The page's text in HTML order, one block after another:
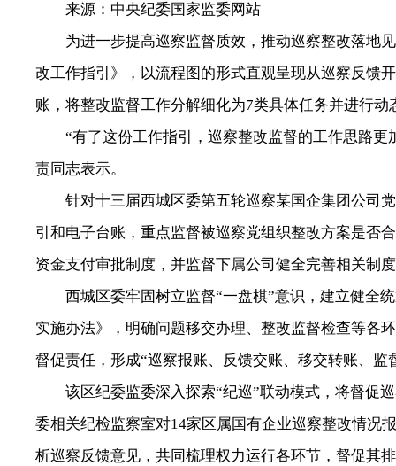
来源：中央纪委国家监委网站
为进一步提高巡察监督质效，推动巡察整改落地见
改工作指引》，以流程图的形式直观呈现从巡察反馈
账，将整改监督工作分解细化为7类具体任务并进行
“有了这份工作指引，巡察整改监督的工作思路更
责同志表示。
针对十三届西城区委第五轮巡察某国企集团公司党
引和电子台账，重点监督被巡察党组织整改方案是否
资金支付审批制度，并监督下属公司健全完善相关制
西城区委牢固树立监督“一盘棋”意识，建立健全统
实施办法》，明确问题移交办理、整改监督检查等各
督促责任，形成“巡察报账、反馈交账、移交转账、
该区纪委监委深入探索“纪巡”联动模式，将督促巡
委相关纪检监察室对14家区属国有企业巡察整改情况
析巡察反馈意见，共同梳理权力运行各环节，督促其